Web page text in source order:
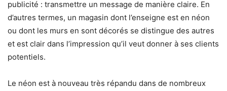
publicité : transmettre un message de manière claire. En
d’autres termes, un magasin dont l’enseigne est en néon
ou dont les murs en sont décorés se distingue des autres
et est clair dans l’impression qu’il veut donner à ses clients
potentiels.
Le néon est à nouveau très répandu dans de nombreux